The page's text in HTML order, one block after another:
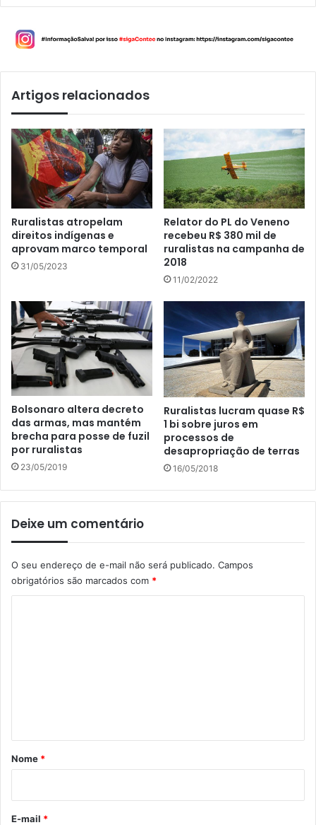
Artigos relacionados
Ruralistas atropelam
direitos indígenas e
aprovam marco temporal
31/05/2023
Relator do PL do Veneno
recebeu R$ 380 mil de
ruralistas na campanha de
2018
11/02/2022
Bolsonaro altera decreto
das armas, mas mantém
brecha para posse de fuzil
por ruralistas
23/05/2019
Ruralistas lucram quase R$
1 bi sobre juros em
processos de
desapropriação de terras
16/05/2018
Deixe um comentário
O seu endereço de e-mail não será publicado. Campos
obrigatórios são marcados com *
r
*
Nome *
E-mail *